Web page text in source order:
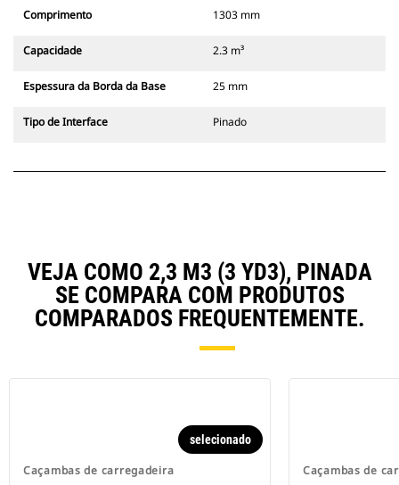
Comprimento 1303 mm
Capacidade 2.3 m³
Espessura da Borda da Base 25 mm
Tipo de Interface Pinado
VEJA COMO 2,3 M3 (3 YD3), PINADA
SE COMPARA COM PRODUTOS
COMPARADOS FREQUENTEMENTE.
Caçambas de carregadeira
selecionado
Caçambas de